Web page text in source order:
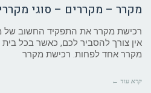
מקרר – מקררים – סוגי
רכישת מקרר את התפקיד החשוב של
אין צורך להסביר לכם, כאשר בכל בית
מקרר אחד לפחות. רכישת מקרר
קרא עוד ←